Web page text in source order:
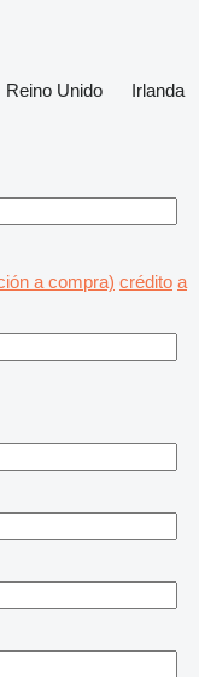
Reino Unido
Irlanda
a compra) crédito a